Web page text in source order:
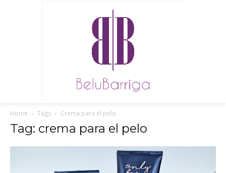
Home Tags Crema para el pelo
Tag: crema para el pelo